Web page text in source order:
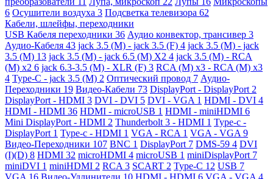
6 Осушители воздуха 3 Подсветка телевизора 62
Кабели, шлейфы, переходники
USB Кабеля переходники 36 Аудио конвектор, трансивер 3
Аудио-Кабеля 43 jack 3.5 (M) - jack 3.5 (F) 4 jack 3.5 (M) - jack
3.5 (M) 13 jack 3.5 (M) - jack 6.5 (M) X2 4 jack 3.5 (M) - RCA
(M) x2 6 jack 6.3-3.5 (M) - XLR (F) 3 RCA (M) x3 - RCA (M) x3
4 Type-C - jack 3.5 (M) 2 Оптический провод 7 Аудио-
Переходники 19 Видео-Кабели 73 DisplayPort - DisplayPort 2
DisplayPort - HDMI 3 DVI - DVI 5 DVI - VGA 1 HDMI - DVI 4
HDMI - HDMI 36 HDMI - microUSB 1 HDMI - miniHDMI 6
Mini DisplayPort - HDMI 2 Thunderbolt 3 - HDMI 1 Type-c -
DisplayPort 1 Type-c - HDMI 1 VGA - RCA 1 VGA - VGA 9
Видео-Переходники 107 BNC 1 DisplayPort 7 DMS-59 4 DVI
(I)(D) 8 HDMI 32 microHDMI 4 microUSB 1 miniDisplayPort 7
miniDVI 1 miniHDMI 2 RCA 3 SCART 2 Type-C 12 USB 7
VGA 16 Видео-Удлинители 10 HDMI - HDMI 6 VGA - VGA 4